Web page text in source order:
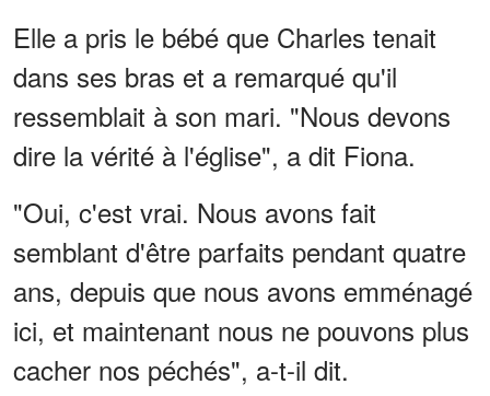
Elle a pris le bébé que Charles tenait
dans ses bras et a remarqué qu'il
ressemblait à son mari. "Nous devons
dire la vérité à l'église", a dit Fiona.
"Oui, c'est vrai. Nous avons fait
semblant d'être parfaits pendant quatre
ans, depuis que nous avons emménagé
ici, et maintenant nous ne pouvons plus
cacher nos péchés", a-t-il dit.